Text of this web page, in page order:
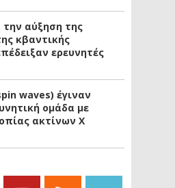
την αύξηση της
κβαντικής
ερευνητές
waves) έγιναν
ομάδα με
ακτίνων Χ